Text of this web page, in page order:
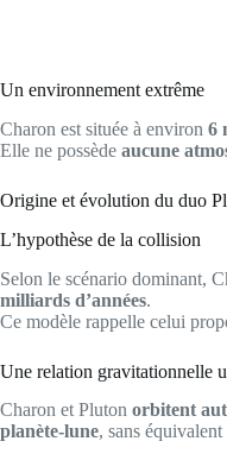
Un environnement extrême
Charon est située à environ 6
Elle ne possède aucune
Origine et évolution du duo
L’hypothèse de la collision
Selon le scénario dominant,
milliards d’années.
Ce modèle rappelle celui
Une relation gravitationnelle
Charon et Pluton orbitent
planète-lune, sans